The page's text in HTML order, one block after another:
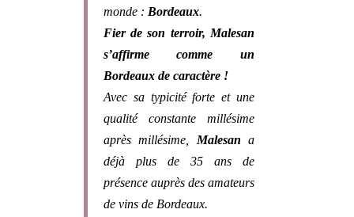
monde : Bordeaux.
Fier de son terroir, Malesan
s’affirme comme un
Bordeaux de caractère !
Avec sa typicité forte et une
qualité constante millésime
après millésime, Malesan a
déjà plus de 35 ans de
présence auprès des amateurs
de vins de Bordeaux.